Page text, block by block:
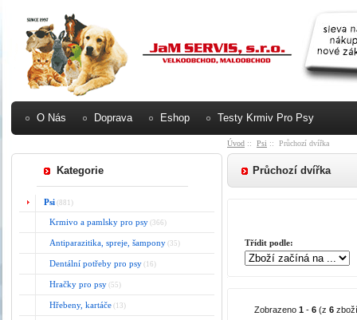
O Nás Doprava Eshop Testy Krmiv Pro Psy
Kategorie
Psi (881)
Krmivo a pamlsky pro psy (366)
Antiparazitika, spreje, šampony (35)
Dentální potřeby pro psy (16)
Hračky pro psy (55)
Hřebeny, kartáče (13)
Úvod :: Psi :: Průchozí dvířka
Průchozí dvířka
Třídit podle:
Zobrazeno 1 - 6 (z 6